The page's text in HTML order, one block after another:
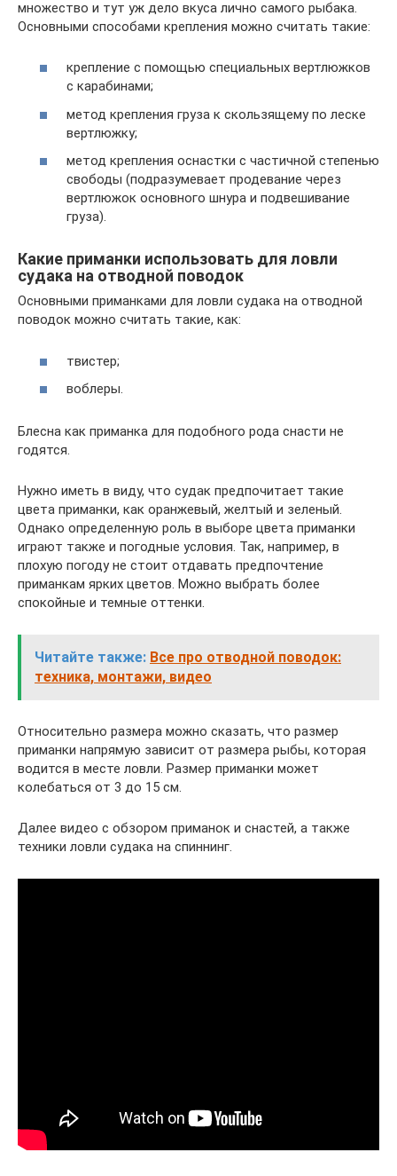
множество и тут уж дело вкуса лично самого рыбака.
Основными способами крепления можно считать такие:
крепление с помощью специальных вертлюжков
с карабинами;
метод крепления груза к скользящему по леске
вертлюжку;
метод крепления оснастки с частичной степенью
свободы (подразумевает продевание через
вертлюжок основного шнура и подвешивание
груза).
Какие приманки использовать для ловли
судака на отводной поводок
Основными приманками для ловли судака на отводной
поводок можно считать такие, как:
твистер;
воблеры.
Блесна как приманка для подобного рода снасти не
годятся.
Нужно иметь в виду, что судак предпочитает такие
цвета приманки, как оранжевый, желтый и зеленый.
Однако определенную роль в выборе цвета приманки
играют также и погодные условия. Так, например, в
плохую погоду не стоит отдавать предпочтение
приманкам ярких цветов. Можно выбрать более
спокойные и темные оттенки.
Читайте также: Все про отводной поводок:
техника, монтажи, видео
Относительно размера можно сказать, что размер
приманки напрямую зависит от размера рыбы, которая
водится в месте ловли. Размер приманки может
колебаться от 3 до 15 см.
Далее видео с обзором приманок и снастей, а также
техники ловли судака на спиннинг.